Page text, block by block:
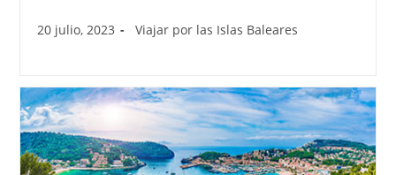
20 julio, 2023 Viajar por las Islas Baleares